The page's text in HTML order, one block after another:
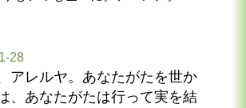
28
アレルヤ。あなたがたを世か
、あなたがたは行って実を結